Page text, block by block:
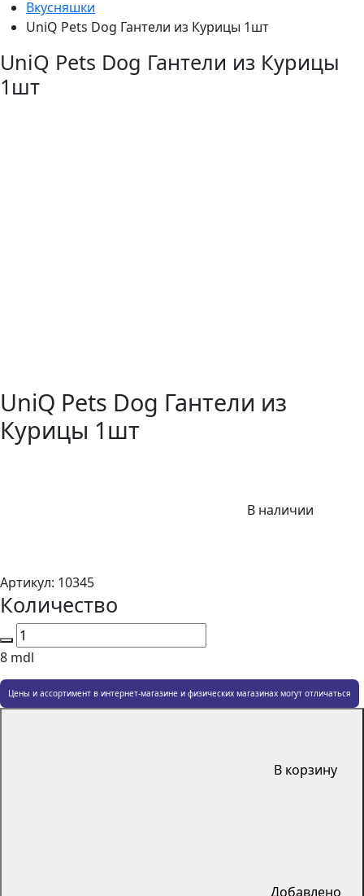
Вкусняшки
UniQ Pets Dog Гантели из Курицы 1шт
UniQ Pets Dog Гантели из Курицы
1шт
UniQ Pets Dog Гантели из
Курицы 1шт
В наличии
Артикул: 10345
Количество
8 mdl
Цены и ассортимент в интернет-магазине и физических магазинах могут отличаться
В корзину
Добавлено